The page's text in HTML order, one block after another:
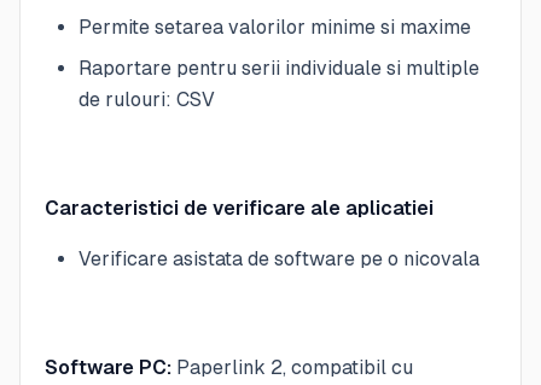
Permite setarea valorilor minime si maxime
Raportare pentru serii individuale si multiple
de rulouri: CSV
Caracteristici de verificare ale aplicatiei
Verificare asistata de software pe o nicovala
Software PC: Paperlink 2, compatibil cu